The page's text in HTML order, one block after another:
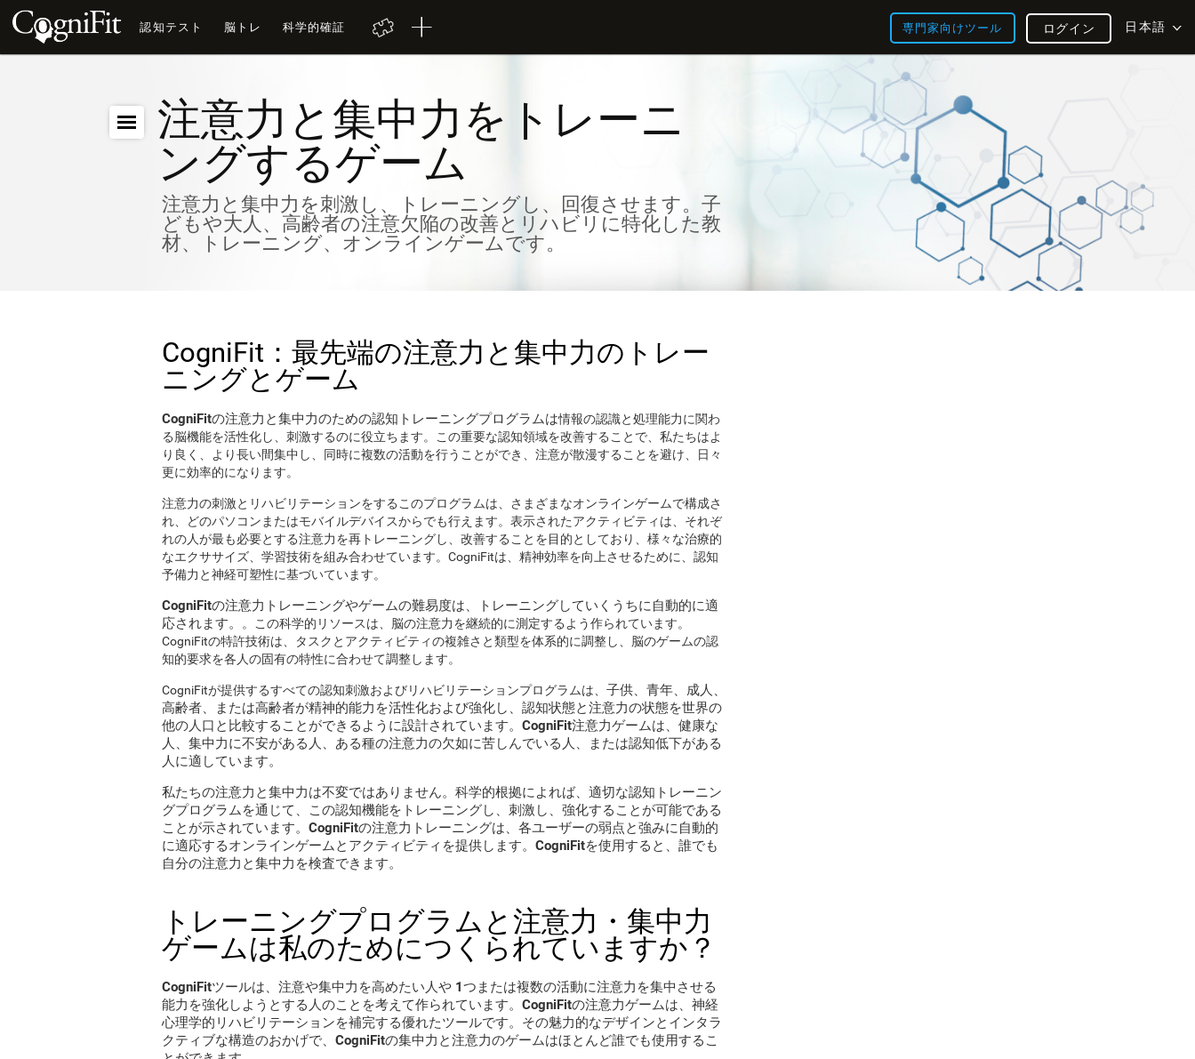
認知テスト 脳トレ 科学的確証 専門家向けツール 日本語
ログイン
注意力と集中力をトレーニ
ングするゲーム
注意力と集中力を刺激し、トレーニングし、回復させます。子
どもや大人、高齢者の注意欠陥の改善とリハビリに特化した教
材、トレーニング、オンラインゲームです。
CogniFit：最先端の注意力と集中力のトレー
ニングとゲーム
CogniFitの注意力と集中力のための認知トレーニングプログラムは情報の認識と処理能力に関わ
る脳機能を活性化し、刺激するのに役立ちます。この重要な認知領域を改善することで、私たちはよ
り良く、より長い間集中し、同時に複数の活動を行うことができ、注意が散漫することを避け、日々
更に効率的になります。
注意力の刺激とリハビリテーションをするこのプログラムは、さまざまなオンラインゲームで構成さ
れ、どのパソコンまたはモバイルデバイスからでも行えます。表示されたアクティビティは、それぞ
れの人が最も必要とする注意力を再トレーニングし、改善することを目的としており、様々な治療的
なエクササイズ、学習技術を組み合わせています。CogniFitは、精神効率を向上させるために、認知
予備力と神経可塑性に基づいています。
CogniFitの注意力トレーニングやゲームの難易度は、トレーニングしていくうちに自動的に適
応されます。
。この科学的リソースは、脳の注意力を継続的に測定するよう作られています。
CogniFitの特許技術は、タスクとアクティビティの複雑さと類型を体系的に調整し、脳のゲームの認
知的要求を各人の固有の特性に合わせて調整します。
CogniFitが提供するすべての認知刺激およびリハビリテーションプログラムは、 子供、青年、成人、
高齢者、または高齢者が精神的能力を活性化および強化し、 認知状態と注意力の状態を世界の
他の人口と比較することができるように設計されています。CogniFit注意力ゲームは、健康な
人、集中力に不安がある人、ある種の注意力の欠如に苦しんでいる人、または認知低下がある
人に適しています。
私たちの注意力と集中力は不変ではありません。科学的根拠によれば、適切な認知トレーニン
グプログラムを通じて、この認知機能をトレーニングし、刺激し、強化することが可能である
ことが示されています。CogniFitの注意力トレーニングは、各ユーザーの弱点と強みに自動的
に適応するオンラインゲームとアクティビティを提供します。CogniFitを使用すると、誰でも
自分の注意力と集中力を検査できます。
トレーニングプログラムと注意力・集中力
ゲームは私のためにつくられていますか？
CogniFitツールは、 注意や集中力を高めたい人や 1つまたは複数の活動に注意力を集中させる
能力を強化しようとする人のことを考えて作られています。CogniFitの注意力ゲームは、神経
心理学的リハビリテーションを補完する優れたツールです。その魅力的なデザインとインタラ
クティブな構造のおかげで、CogniFitの集中力と注意力のゲームはほとんど誰でも使用するこ